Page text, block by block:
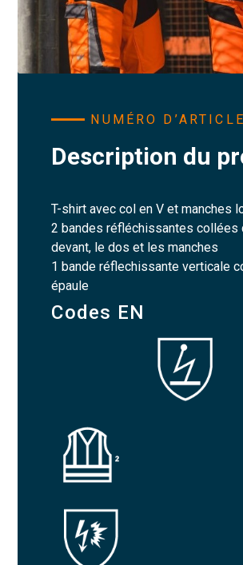
NUMÉRO
Description du
T-shirt avec col en V et manches
2 bandes réfléchissantes collées
devant, le dos et les manches
1 bande réflechissante verticale
épaule
Codes EN